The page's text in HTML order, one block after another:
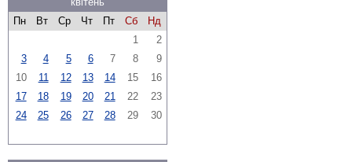
Пн
Вт Ср Чт Пт Сб
Нд
1
2
3
4 5 6 7 8
9
10
11 12 13 14 15
16
17
18 19 20 21 22
23
24
25 26 27 28 29 30